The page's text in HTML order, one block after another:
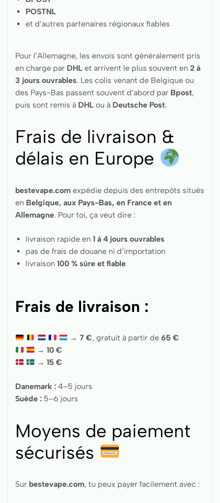
POSTNL
et d’autres partenaires régionaux fiables
Pour l’Allemagne, les envois sont généralement pris
en charge par DHL et arrivent le plus souvent en 2 à
3 jours ouvrables. Les colis venant de Belgique ou
des Pays-Bas passent souvent d’abord par Bpost,
puis sont remis à DHL ou à Deutsche Post.
Frais de livraison &
délais en Europe
bestevape.com expédie depuis des entrepôts situés
en Belgique, aux Pays-Bas, en France et en
Allemagne. Pour toi, ça veut dire :
livraison rapide en 1 à 4 jours ouvrables
pas de frais de douane ni d’importation
livraison 100 % sûre et fiable
Frais de livraison :
→7 €, gratuit à partir de65 €
→10 €
→15 €
Danemark : 4–5 jours
Suède : 5–6 jours
Moyens de paiement
sécurisés
Sur bestevape.com, tu peux payer facilement avec :